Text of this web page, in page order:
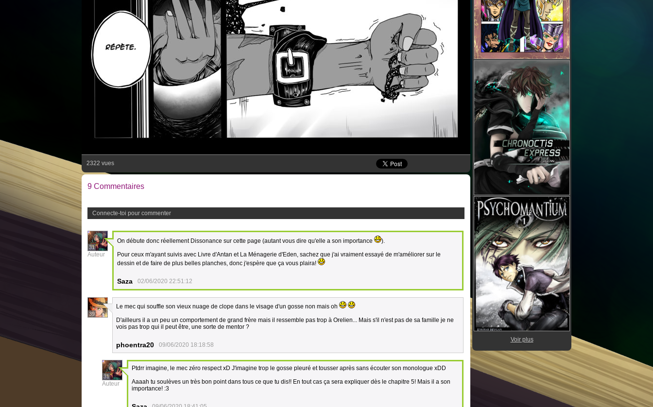
2322 vues
9 Commentaires
Connecte-toi pour commenter
31
Auteur
On débute donc réellement Dissonance sur cette page (autant vous dire qu'elle a son importance
).
Pour ceux m'ayant suivis avec Livre d'Antan et La Ménagerie d'Eden, sachez que j'ai vraiment essayé de m'améliorer sur le
dessin et de faire de plus belles planches, donc j'espère que ça vous plaira!
Saza 02/06/2020 22:51:12
39
Le mec qui souffle son vieux nuage de clope dans le visage d'un gosse non mais oh
D'ailleurs il a un peu un comportement de grand frère mais il ressemble pas trop à Orelien... Mais s'il n'est pas de sa famille je ne
vois pas trop qui il peut être, une sorte de mentor ?
phoentra20 09/06/2020 18:18:58
31
Auteur
Ptdrr imagine, le mec zéro respect xD J'imagine trop le gosse pleuré et tousser après sans écouter son monologue xDD
Aaaah tu soulèves un très bon point dans tous ce que tu dis!! En tout cas ça sera expliquer dès le chapitre 5! Mais il a son
importance! :3
Voir plus